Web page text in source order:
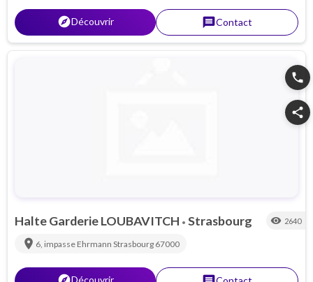
explorerDécouvrir messageContact
phone
share
Halte Garderie LOUBAVITCH • Strasbourg visibility 2640
location_on 6, impasse Ehrmann Strasbourg 67000
Découvrir